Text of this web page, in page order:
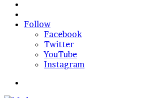
In
Follow
Facebook
Twitter
YouTube
Instagram